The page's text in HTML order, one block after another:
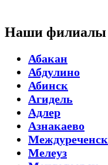
Наши филиалы
Абакан
Абдулино
Абинск
Агидель
Адлер
Азнакаево
Междуреченск
Мелеуз